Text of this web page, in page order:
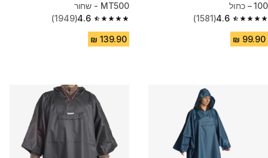
100 – כחול
4.6
4.6 out of 5 stars from 1581 reviews
(1581)
MT500 - שחור
4.6
4.6 out of 5 stars from 1949 reviews
(1949)